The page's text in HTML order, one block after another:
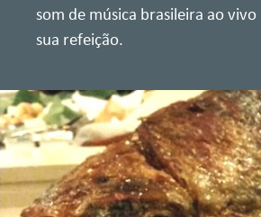
som de música brasileira ao
sua refeição.